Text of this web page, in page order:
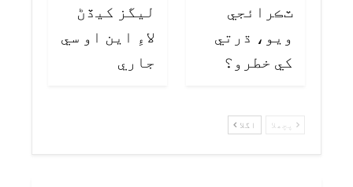
ٽڪرائجي
ويو، ڌرتي
کي خطرو؟
ليگز کيڏڻ
لاءِ اين او سي
جاري
پچھلا اگلا